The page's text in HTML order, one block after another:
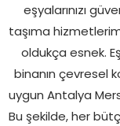
eşyalarınızı
taşıma
oldukça esnek.
binanın çevresel
uygun Antalya
Bu şekilde, her